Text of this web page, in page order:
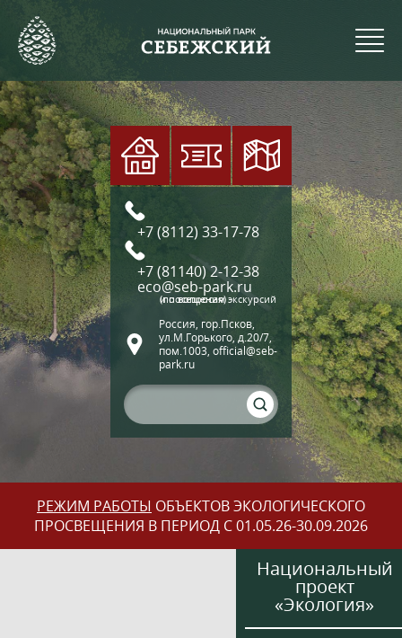
+7 (8112) 33-17-78
+7 (81140) 2-12-38
eco@seb-park.ru
(по вопросам экскурсий и посещения)
Россия, гор.Псков,
ул.М.Горького, д.20/7,
пом.1003, official@seb-
park.ru
РЕЖИМ РАБОТЫ ОБЪЕКТОВ ЭКОЛОГИЧЕСКОГО
ПРОСВЕЩЕНИЯ В ПЕРИОД С 01.05.26-30.09.2026
Национальный
проект
«Экология»